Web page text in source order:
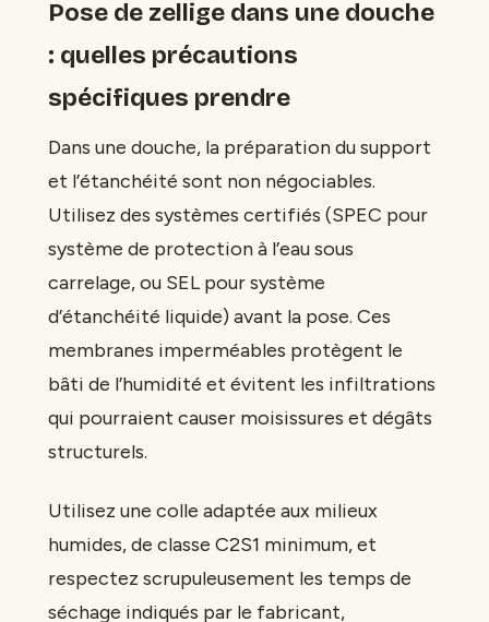
Pose de zellige dans une douche
: quelles précautions
spécifiques prendre
Dans une douche, la préparation du support
et l’étanchéité sont non négociables.
Utilisez des systèmes certifiés (SPEC pour
système de protection à l’eau sous
carrelage, ou SEL pour système
d’étanchéité liquide) avant la pose. Ces
membranes imperméables protègent le
bâti de l’humidité et évitent les infiltrations
qui pourraient causer moisissures et dégâts
structurels.
Utilisez une colle adaptée aux milieux
humides, de classe C2S1 minimum, et
respectez scrupuleusement les temps de
séchage indiqués par le fabricant,